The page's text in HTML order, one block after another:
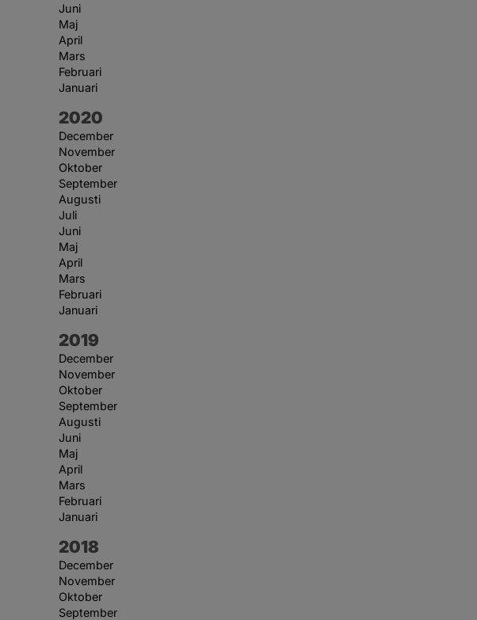
Juni
Maj
April
Mars
Februari
Januari
År:
2020
December
November
Oktober
September
Augusti
Juli
Juni
Maj
April
Mars
Februari
Januari
År:
2019
December
November
Oktober
September
Augusti
Juni
Maj
April
Mars
Februari
Januari
År:
2018
December
November
Oktober
September